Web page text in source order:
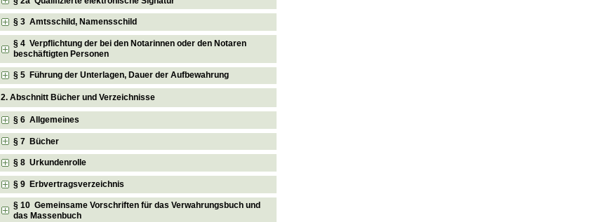
§ 3 Amtsschild, Namensschild
§ 4 Verpflichtung der bei den Notarinnen oder den Notaren
beschäftigten Personen
§ 5 Führung der Unterlagen, Dauer der Aufbewahrung
2. Abschnitt Bücher und Verzeichnisse
§ 6 Allgemeines
§ 7 Bücher
§ 8 Urkundenrolle
§ 9 Erbvertragsverzeichnis
§ 10 Gemeinsame Vorschriften für das Verwahrungsbuch und
das Massenbuch